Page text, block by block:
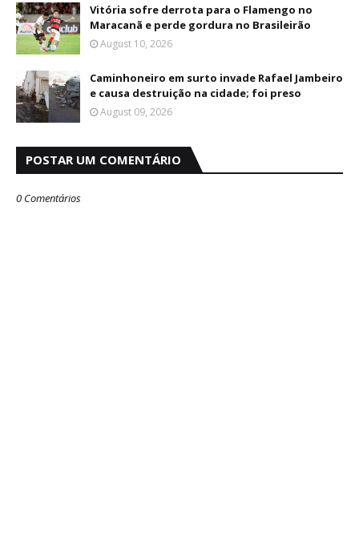
Vitória sofre derrota para o Flamengo no
Maracanã e perde gordura no Brasileirão
August 10, 2026
Caminhoneiro em surto invade Rafael Jambeiro
e causa destruição na cidade; foi preso
August 09, 2026
POSTAR UM COMENTÁRIO
0 Comentários